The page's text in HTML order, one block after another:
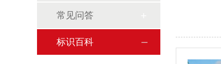
常见问答
标识百科